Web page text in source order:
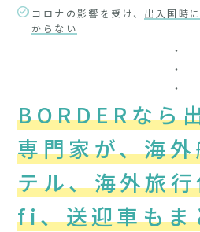
コロナの影響を受け、 出入国時
からない
・
・
・
BORDERなら
専門家が、海
テル、海外旅
fi、送迎車もま